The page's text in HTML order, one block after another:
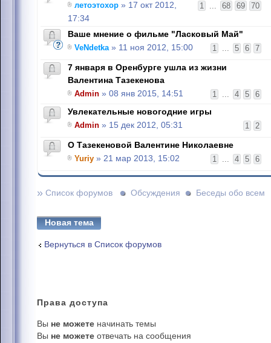
1 ... 68 69 70
летоэтохор » 17 окт 2012,
17:34
Ваше мнение о фильме "Ласковый Май"
1 ... 5 6 7
VeNdetka» 11 ноя 2012, 15:00
7 января в Оренбурге ушла из жизни
Валентина Тазекенова
1 ... 4 5 6
Admin » 08 янв 2015, 14:51
Увлекательные новогодние игры
1 2
Admin » 15 дек 2012, 05:31
О Тазекеновой Валентине Николаевне
1 ... 4 5 6
Yuriy » 21 мар 2013, 15:02
» Список форумов Обсуждения Беседы обо всем
Новая тема
Вернуться в Список форумов
Права доступа
Вы не можете начинать темы
Вы не можете отвечать на сообщения